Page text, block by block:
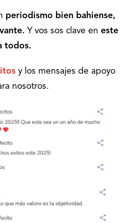
periodismo bien bahiense,
Y vos sos clave en este
todos.
y los mensajes de apoyo
nosotros.